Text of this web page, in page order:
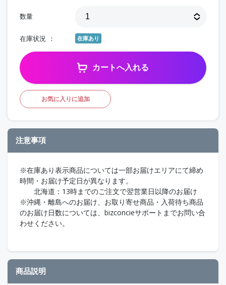
数量
在庫状況 在庫あり
カートへ入れる
お気に入りに追加
注意事項
※在庫あり表示商品については一部お届けエリアにて締め
時間・お届け予定日が異なります。
北海道：13時までのご注文で翌営業日以降のお届け
※沖縄・離島へのお届け、お取り寄せ商品・入荷待ち商品
のお届け日数については、bizconcieサポートまでお問い合
わせください。
商品説明